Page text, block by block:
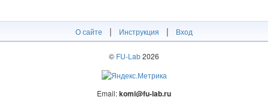
О сайте | Инструкция | Вход
© FU-Lab2026
Email:komi@fu-lab.ru